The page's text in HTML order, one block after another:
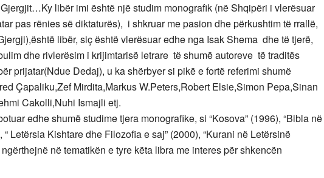
libër imi është një studim monografik (në Shqipëri i vlerësuar
pas rënies së diktaturës), i shkruar me pasion dhe përkushtim të rrallë,
libër, siç është vlerësuar edhe nga Isak Shema dhe të tjerë,
dhe rivlerësim i krijimtarisë letrare të shumë autoreve të traditës
prijatar(Ndue Dedaj), u ka shërbyer si pikë e fortë referimi shumë
Çapaliku,Zef Mirdita,Markus W.Peters,Robert Elsie,Simon Pepa,Sinan
Cakolli,Nuhi Ismajli etj.
edhe shumë studime tjera monografike, si “Kosova” (1996), “Bibla në
“ Letërsia Kishtare dhe Filozofia e saj” (2000), “Kurani në Letërsinë
në tematikën e tyre këta libra me interes për shkencën